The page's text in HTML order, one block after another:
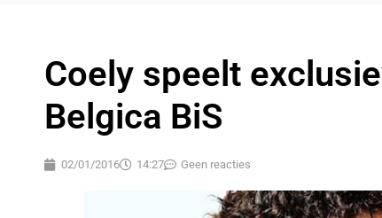
Coely speelt
Belgica BiS
02/01/2016 14:27 Geen reacties